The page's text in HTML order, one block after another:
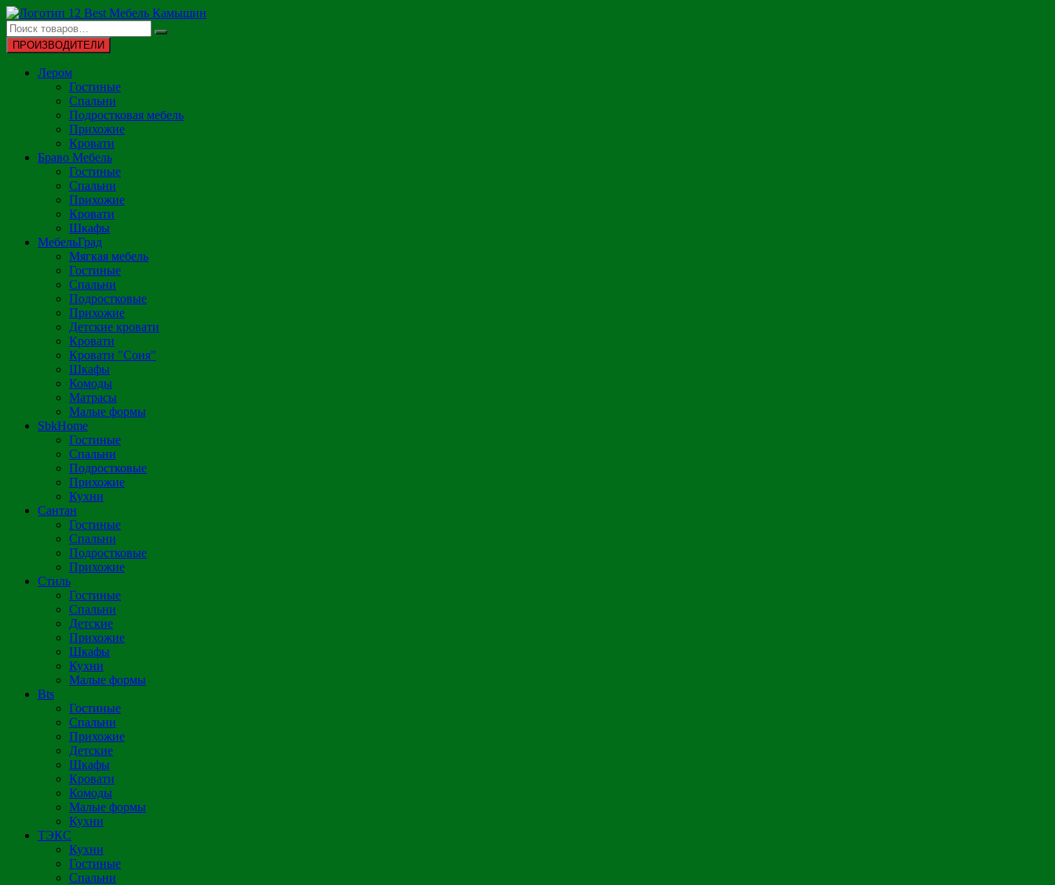
Перейти
к
содержимому
ПРОИЗВОДИТЕЛИ
Лером
Гостиные
Спальни
Подростковая мебель
Прихожие
Кровати
Браво Мебель
Гостиные
Спальни
Прихожие
Кровати
Шкафы
МебельГрад
Мягкая мебель
Гостиные
Спальни
Подростковые
Прихожие
Детские кровати
Кровати
Кровати "Соня"
Шкафы
Комоды
Матрасы
Малые формы
SbkHome
Гостиные
Спальни
Подростковые
Прихожие
Кухни
Сантан
Гостиные
Спальни
Подростковые
Прихожие
Стиль
Гостиные
Спальни
Детские
Прихожие
Шкафы
Кухни
Малые формы
Bts
Гостиные
Спальни
Прихожие
Детские
Шкафы
Кровати
Комоды
Малые формы
Кухни
ТЭКС
Кухни
Гостиные
Спальни